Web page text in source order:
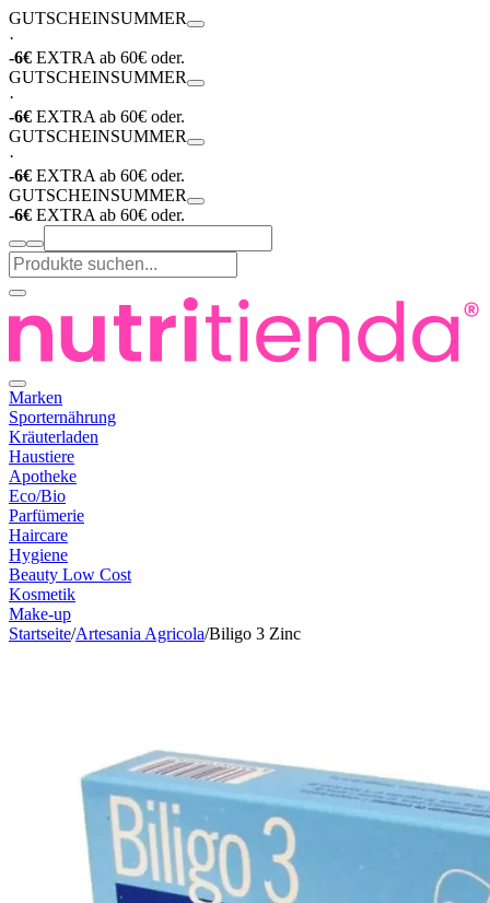
GUTSCHEINSUMMER
·
-6€ EXTRA ab 60€ oder.
GUTSCHEINSUMMER
·
-6€ EXTRA ab 60€ oder.
GUTSCHEINSUMMER
·
-6€ EXTRA ab 60€ oder.
GUTSCHEINSUMMER
-6€ EXTRA ab 60€ oder.
Marken
Sporternährung
Kräuterladen
Haustiere
Apotheke
Eco/Bio
Parfümerie
Haircare
Hygiene
Beauty Low Cost
Kosmetik
Make-up
Startseite/Artesania Agricola/Biligo 3 Zinc